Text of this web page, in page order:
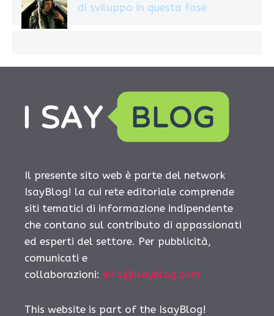
di sviluppo in questa fase
Il presente sito web è parte del network
IsayBlog! la cui rete editoriale comprende
siti tematici di informazione indipendente
che contano sul contributo di appassionati
ed esperti del settore. Per pubblicità,
comunicati e
collaborazioni: info@isayblog.com
This website is part of the IsayBlog!